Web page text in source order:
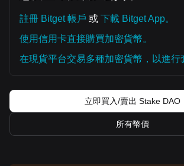
註冊 Bitget 帳戶 或 下載 Bitget App。
使用信用卡直接購買加密貨幣。
在現貨平台交易多種加密貨幣，以進行
立即買入/賣出 Stake DAO
所有幣價